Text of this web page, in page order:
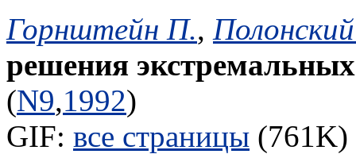
Горнштейн П.,
решения
(N9,1992)
GIF: все страницы